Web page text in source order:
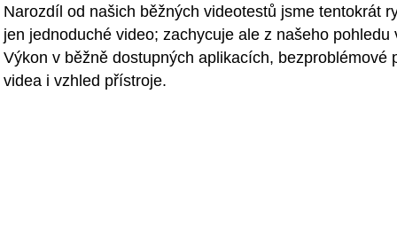
Narozdíl od našich běžných videotestů jsme tentokrát
jen jednoduché video; zachycuje ale z našeho pohledu
Výkon v běžně dostupných aplikacích, bezproblémové
videa i vzhled přístroje.